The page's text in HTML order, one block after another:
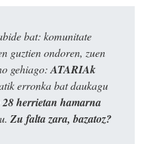
bat: komunitate
guztien ondoren, zuen
gehiago: ATARIAk
erronka bat daukagu
herrietan hamarna
Zu falta zara, bazatoz?